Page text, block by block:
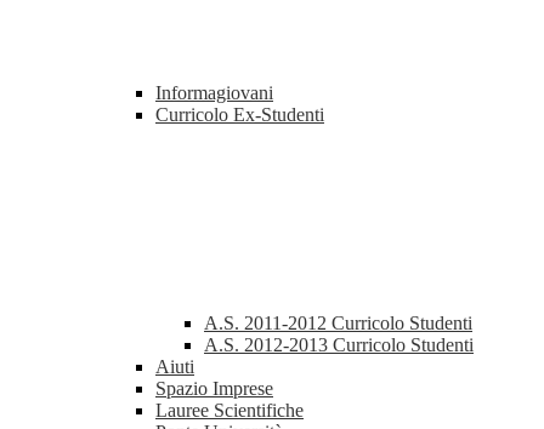
Informagiovani
Curricolo Ex-Studenti
A.S. 2011-2012 Curricolo Studenti
A.S. 2012-2013 Curricolo Studenti
Aiuti
Spazio Imprese
Lauree Scientifiche